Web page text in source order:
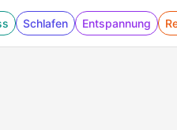
Schlafen Entspannung